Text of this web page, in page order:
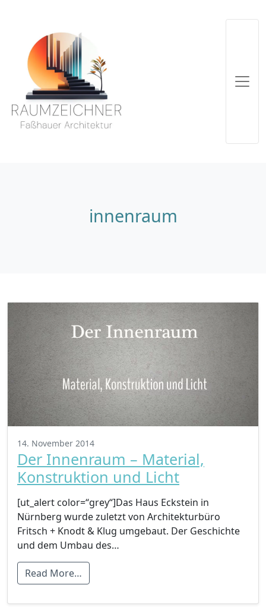
innenraum
14. November 2014
Der Innenraum – Material,
Konstruktion und Licht
[ut_alert color=“grey“]Das Haus Eckstein in
Nürnberg wurde zuletzt von Architekturbüro
Fritsch + Knodt & Klug umgebaut. Der Geschichte
und dem Umbau des…
Read More…